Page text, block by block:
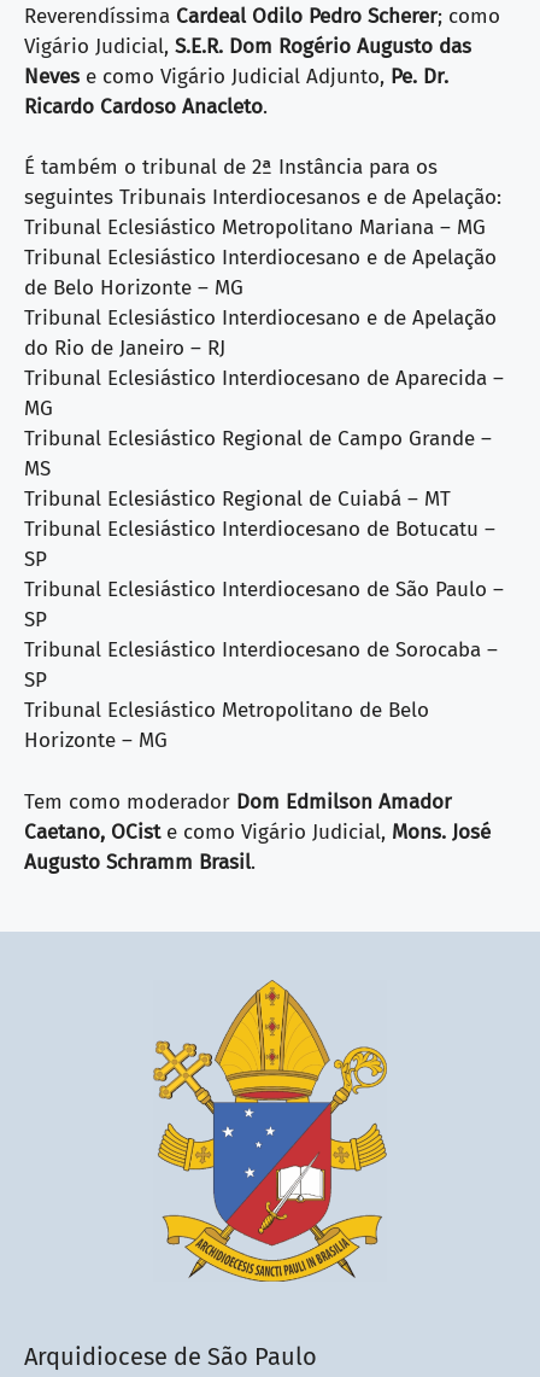
Reverendíssima Cardeal Odilo Pedro Scherer; como
Vigário Judicial, S.E.R. Dom Rogério Augusto das
Neves e como Vigário Judicial Adjunto, Pe. Dr.
Ricardo Cardoso Anacleto.
É também o tribunal de 2ª Instância para os
seguintes Tribunais Interdiocesanos e de Apelação:
Tribunal Eclesiástico Metropolitano Mariana – MG
Tribunal Eclesiástico Interdiocesano e de Apelação
de Belo Horizonte – MG
Tribunal Eclesiástico Interdiocesano e de Apelação
do Rio de Janeiro – RJ
Tribunal Eclesiástico Interdiocesano de Aparecida –
MG
Tribunal Eclesiástico Regional de Campo Grande –
MS
Tribunal Eclesiástico Regional de Cuiabá – MT
Tribunal Eclesiástico Interdiocesano de Botucatu –
SP
Tribunal Eclesiástico Interdiocesano de São Paulo –
SP
Tribunal Eclesiástico Interdiocesano de Sorocaba –
SP
Tribunal Eclesiástico Metropolitano de Belo
Horizonte – MG
Tem como moderador Dom Edmilson Amador
Caetano, OCiste como Vigário Judicial, Mons. José
Augusto Schramm Brasil.
Arquidiocese de São Paulo